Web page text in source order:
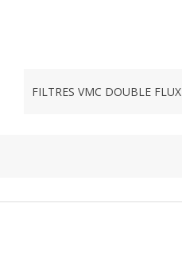
FILTRES VMC DOUBLE FLUX